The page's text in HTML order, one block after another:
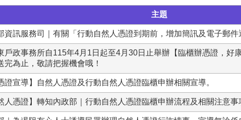
主題
資訊服務司｜有關「行動自然人憑證到期前，增加簡訊及電子郵件
戶政事務所自115年4月1日起至4月30日止舉辦【臨櫃辦憑證，好
完為止，敬請把握機會哦！
證宣導】自然人憑證及行動自然人憑證臨櫃申辦相關宣導。
人憑證】轉知內政部｜行動自然人憑證臨櫃申辦流程及相關注意事